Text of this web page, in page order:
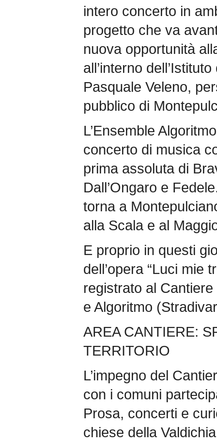
intero concerto in
progetto che va
nuova opportunità
all’interno
Pasquale Veleno,
pubblico di
L’Ensemble
concerto di musica
prima assoluta di
Dall’Ongaro e
torna a
alla Scala e al
E proprio in questi
dell’opera “Luci mie
registrato al
e Algoritmo
AREA CANTIERE:
TERRITORIO
L’impegno del
con i comuni
Prosa, concerti e
chiese della